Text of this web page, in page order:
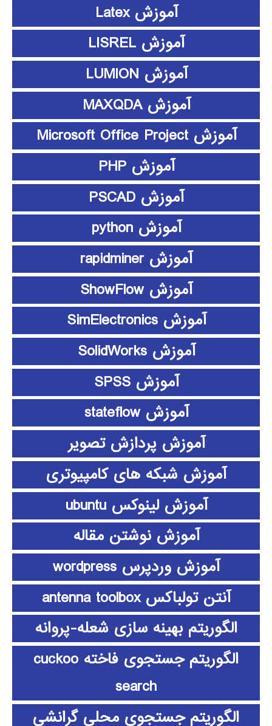
آموزش Latex
آموزش LISREL
آموزش LUMION
آموزش MAXQDA
آموزش Microsoft Office Project
آموزش PHP
آموزش PSCAD
آموزش python
آموزش rapidminer
آموزش ShowFlow
آموزش SimElectronics
آموزش SolidWorks
آموزش SPSS
آموزش stateflow
آموزش پردازش تصویر
آموزش شبکه های کامپیوتری
آموزش لینوکس ubuntu
آموزش نوشتن مقاله
آموزش وردپرس wordpress
آنتن تولباکس antenna toolbox
الگوریتم بهینه سازی شعله-پروانه
الگوریتم جستجوی فاخته cuckoo
search
الگوریتم جستجوی محلی گرانشی